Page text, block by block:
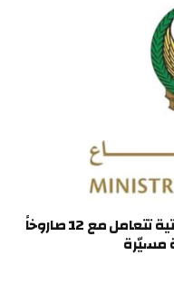
وزارة الدفاع: الدفاعات الجوية الإماراتية تتعامل مع 12 صاروخاً